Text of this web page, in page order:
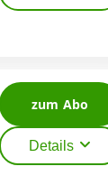
zum Abo
Details